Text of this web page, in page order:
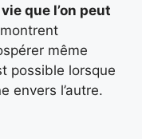
que l’on peut
même
possible lorsque
envers l’autre.